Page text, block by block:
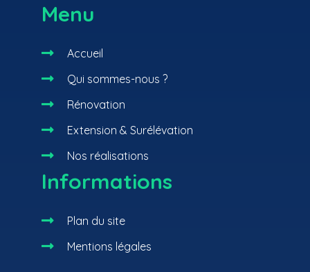
Menu
 Accueil
 Qui sommes-nous ?
 Rénovation
 Extension & Surélévation
 Nos réalisations
Informations
 Plan du site
 Mentions légales